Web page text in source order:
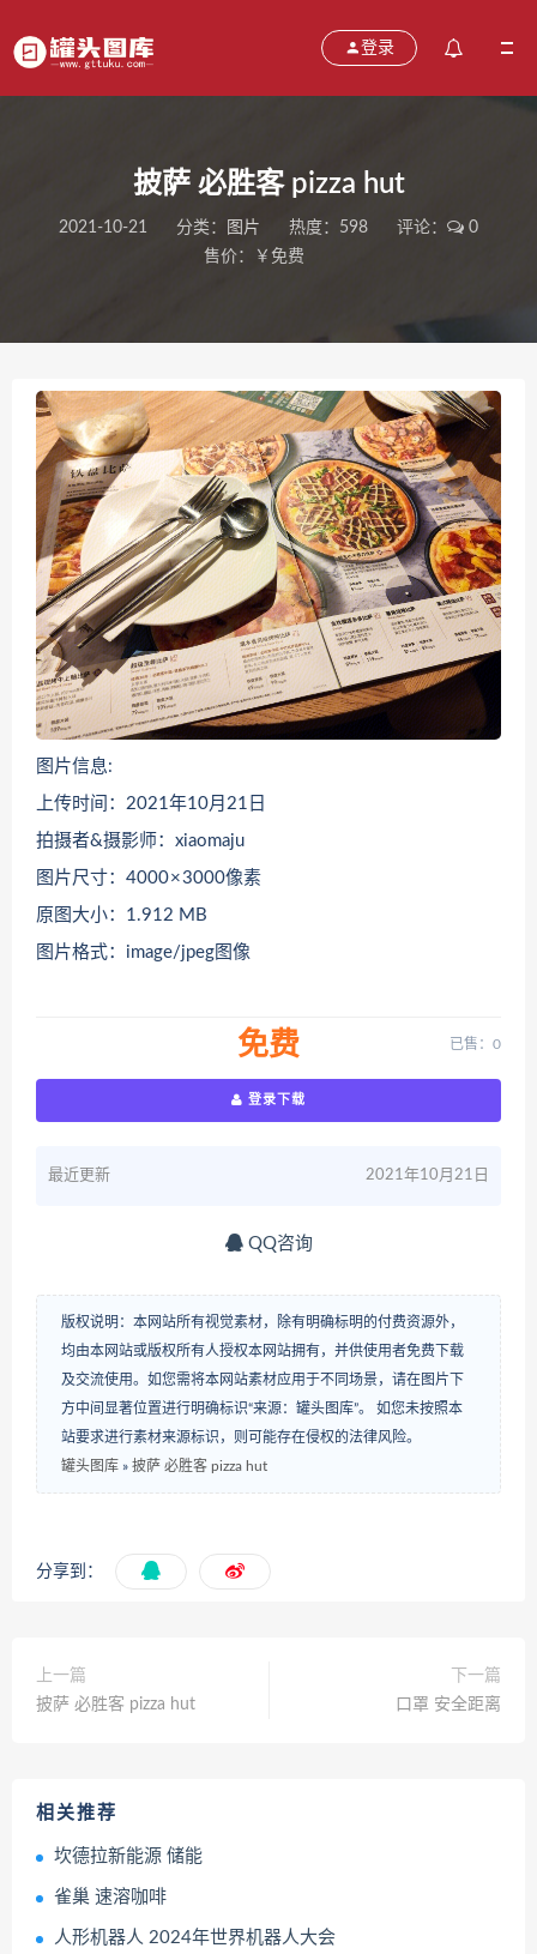
登录
披萨 必胜客 pizza hut
2021-10-21 分类： 图片 热度：598 评论：
0
售价：￥免费
图片信息:
上传时间：2021年10月21日
拍摄者&摄影师：xiaomaju
图片尺寸：4000 × 3000像素
原图大小：1.912 MB
图片格式：image/jpeg图像
免费 已售：0
登录下载
最近更新 2021年10月21日
QQ咨询
版权说明：本网站所有视觉素材，除有明确标明的付费资源外，
均由本网站或版权所有人授权本网站拥有，并供使用者免费下载
及交流使用。如您需将本网站素材应用于不同场景，请在图片下
方中间显著位置进行明确标识“来源：罐头图库”。 如您未按照本
站要求进行素材来源标识，则可能存在侵权的法律风险。
罐头图库 » 披萨 必胜客 pizza hut
分享到：
上一篇
披萨 必胜客 pizza hut
下一篇
口罩 安全距离
相关推荐
坎德拉新能源 储能
雀巢 速溶咖啡
人形机器人 2024年世界机器人大会